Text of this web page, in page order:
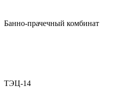
Банно-прачечный комбинат
ТЭЦ-14